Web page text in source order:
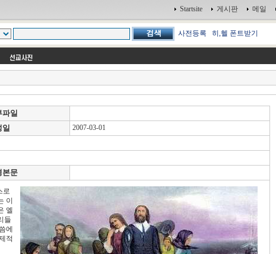
Startsite 게시판 메일
사전등록 히,헬 폰트받기
파일
일 2007-03-01
본문
로
이
엘
들
에
적